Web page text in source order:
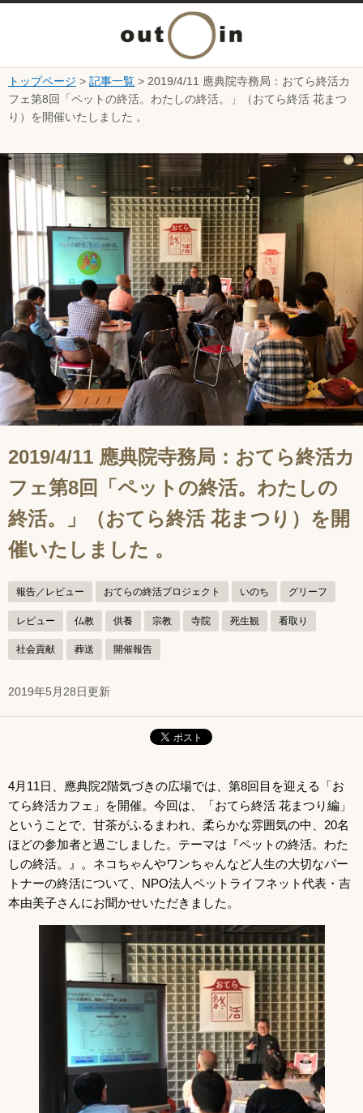
本文へ
ニ
ュ
ー
を
開
く
トップページ > 記事一覧 > 2019/4/11 應典院寺務局：おてら終活カ
フェ第8回「ペットの終活。わたしの終活。」（おてら終活 花まつ
り）を開催いたしました 。
2019/4/11 應典院寺務局：おてら終活カ
フェ第8回「ペットの終活。わたしの
終活。」（おてら終活 花まつり）を開
催いたしました 。
報告／レビュー おてらの終活プロジェクト いのち グリーフ
レビュー 仏教 供養 宗教 寺院 死生観 看取り
社会貢献 葬送 開催報告
2019年5月28日更新
4月11日、應典院2階気づきの広場では、第8回目を迎える「お
てら終活カフェ」を開催。今回は、「おてら終活 花まつり編」
ということで、甘茶がふるまわれ、柔らかな雰囲気の中、20名
ほどの参加者と過ごしました。テーマは『ペットの終活。わた
しの終活。』。ネコちゃんやワンちゃんなど人生の大切なパー
トナーの終活について、NPO法人ペットライフネット代表・吉
本由美子さんにお聞かせいただきました。